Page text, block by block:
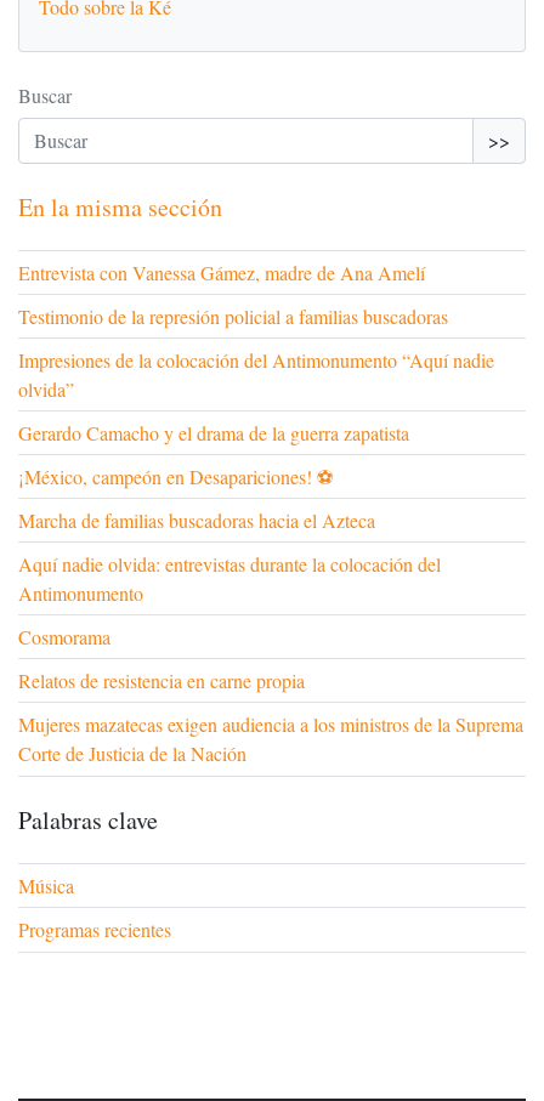
Todo sobre la Ké
Buscar
>>
En la misma sección
Entrevista con Vanessa Gámez, madre de Ana Amelí
Testimonio de la represión policial a familias buscadoras
Impresiones de la colocación del Antimonumento “Aquí nadie
olvida”
Gerardo Camacho y el drama de la guerra zapatista
¡México, campeón en Desapariciones! ⚽
Marcha de familias buscadoras hacia el Azteca
Aquí nadie olvida: entrevistas durante la colocación del
Antimonumento
Cosmorama
Relatos de resistencia en carne propia
Mujeres mazatecas exigen audiencia a los ministros de la Suprema
Corte de Justicia de la Nación
Palabras clave
Música
Programas recientes